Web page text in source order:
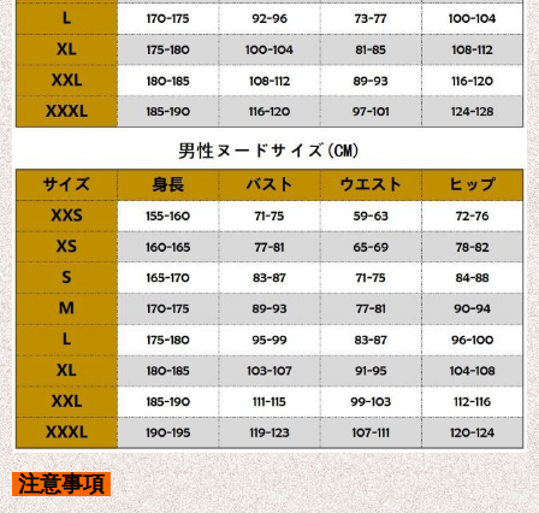
注意事項